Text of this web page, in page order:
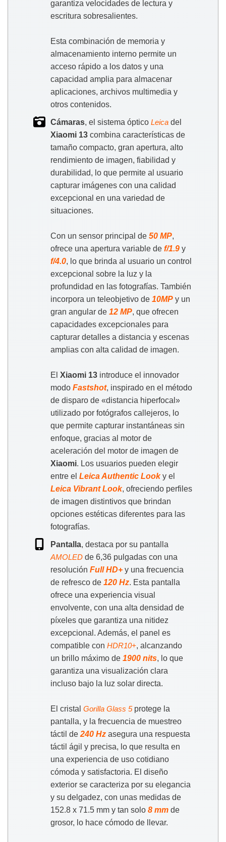
garantiza velocidades de lectura y
escritura sobresalientes.
Esta combinación de memoria y
almacenamiento interno permite un
acceso rápido a los datos y una
capacidad amplia para almacenar
aplicaciones, archivos multimedia y
otros contenidos.
Cámaras, el sistema óptico Leica del
Xiaomi 13 combina características de
tamaño compacto, gran apertura, alto
rendimiento de imagen, fiabilidad y
durabilidad, lo que permite al usuario
capturar imágenes con una calidad
excepcional en una variedad de
situaciones.
Con un sensor principal de 50 MP,
ofrece una apertura variable de f/1.9 y
f/4.0, lo que brinda al usuario un control
excepcional sobre la luz y la
profundidad en las fotografías. También
incorpora un teleobjetivo de 10MP y un
gran angular de 12 MP, que ofrecen
capacidades excepcionales para
capturar detalles a distancia y escenas
amplias con alta calidad de imagen.
El Xiaomi 13 introduce el innovador
modo Fastshot, inspirado en el método
de disparo de «distancia hiperfocal»
utilizado por fotógrafos callejeros, lo
que permite capturar instantáneas sin
enfoque, gracias al motor de
aceleración del motor de imagen de
Xiaomi. Los usuarios pueden elegir
entre el Leica Authentic Looky el
Leica Vibrant Look, ofreciendo perfiles
de imagen distintivos que brindan
opciones estéticas diferentes para las
fotografías.
Pantalla, destaca por su pantalla
AMOLED de 6,36 pulgadas con una
resolución Full HD+ y una frecuencia
de refresco de 120 Hz. Esta pantalla
ofrece una experiencia visual
envolvente, con una alta densidad de
píxeles que garantiza una nitidez
excepcional. Además, el panel es
compatible con HDR10+, alcanzando
un brillo máximo de 1900 nits, lo que
garantiza una visualización clara
incluso bajo la luz solar directa.
El cristal Gorilla Glass 5protege la
pantalla, y la frecuencia de muestreo
táctil de 240 Hz asegura una respuesta
táctil ágil y precisa, lo que resulta en
una experiencia de uso cotidiano
cómoda y satisfactoria. El diseño
exterior se caracteriza por su elegancia
y su delgadez, con unas medidas de
152.8 x 71.5 mm y tan solo 8 mm de
grosor, lo hace cómodo de llevar.